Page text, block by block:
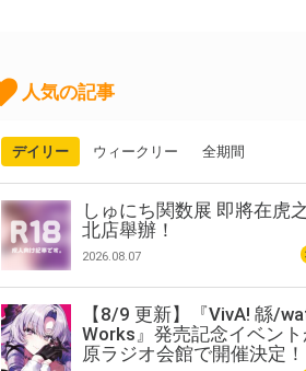
人気の記事
デイリー ウィークリー 全期間
しゅにち関数展 即將在虎
北店舉辦！
2026.08.07
【8/9 更新】『VivA! 緜/
Works』発売記念イベン
原ラジオ会館で開催決定！